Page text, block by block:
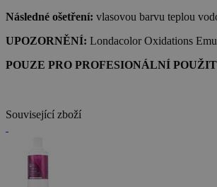
Následné ošetření: vlasovou barvu teplou
UPOZORNĚNÍ: Londacolor Oxidations
POUZE PRO PROFESIONÁLNÍ
Související zboží